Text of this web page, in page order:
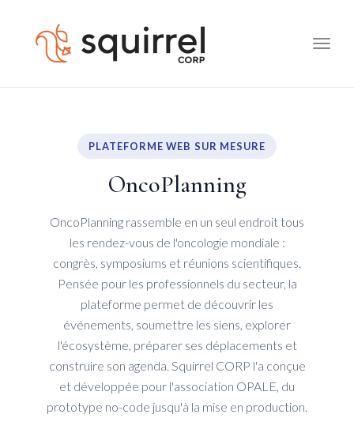
Toggle
PLATEFORME WEB SUR MESURE
OncoPlanning
OncoPlanning rassemble en un seul endroit tous
les rendez-vous de l'oncologie mondiale :
congrès, symposiums et réunions scientifiques.
Pensée pour les professionnels du secteur, la
plateforme permet de découvrir les
événements, soumettre les siens, explorer
l'écosystème, préparer ses déplacements et
construire son agenda. Squirrel CORP l'a conçue
et développée pour l'association OPALE, du
prototype no-code jusqu'à la mise en production.